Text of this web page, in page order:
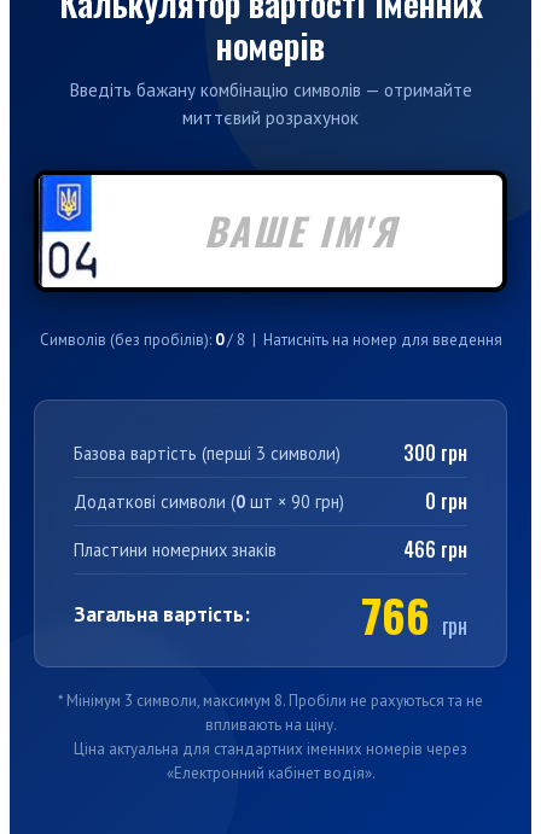
номерів
Введіть бажану комбінацію символів — отримайте
миттєвий розрахунок
ВАШЕ ІМ'Я
Символів (без пробілів): 0/ 8 | Натисніть на номер для введення
Базова вартість (перші 3 символи) 300 грн
Додаткові символи (0 шт × 90 грн) 0 грн
Пластини номерних знаків 466 грн
Загальна вартість: 766 грн
* Мінімум 3 символи, максимум 8. Пробіли не рахуються та не
впливають на ціну.
Ціна актуальна для стандартних іменних номерів через
«Електронний кабінет водія».